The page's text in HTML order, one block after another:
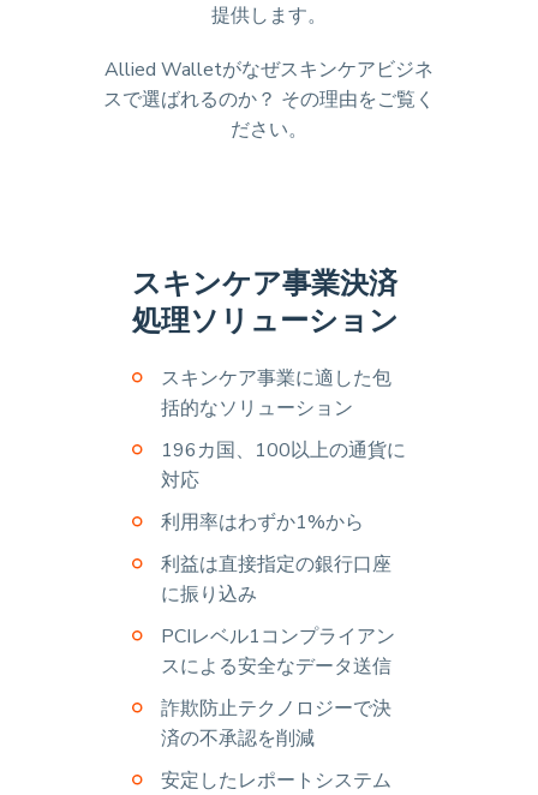
提供します。
Allied Walletがなぜスキンケアビジネ
スで選ばれるのか？ その理由をご覧く
ださい。
スキンケア事業決済
処理ソリューション
スキンケア事業に適した包
括的なソリューション
196カ国、100以上の通貨に
対応
利用率はわずか1%から
利益は直接指定の銀行口座
に振り込み
PCIレベル1コンプライアン
スによる安全なデータ送信
詐欺防止テクノロジーで決
済の不承認を削減
安定したレポートシステム